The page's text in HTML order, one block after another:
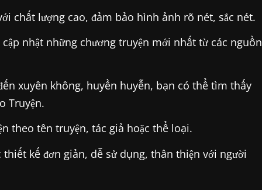
chất lượng cao, đảm bảo hình ảnh rõ nét, sắc nét.
nhật những chương truyện mới nhất từ các nguồn
xuyên không, huyền huyễn, bạn có thể tìm thấy
Truyện.
theo tên truyện, tác giả hoặc thể loại.
thiết kế đơn giản, dễ sử dụng, thân thiện với người